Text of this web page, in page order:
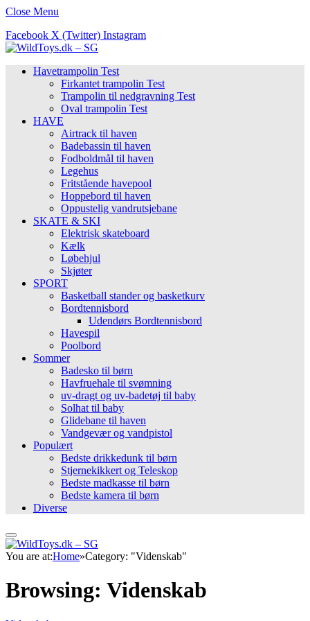
Close Menu
Facebook X (Twitter) Instagram
Havetrampolin Test
Firkantet trampolin Test
Trampolin til nedgravning Test
Oval trampolin Test
HAVE
Airtrack til haven
Badebassin til haven
Fodboldmål til haven
Legehus
Fritstående havepool
Hoppebord til haven
Oppustelig vandrutsjebane
SKATE & SKI
Elektrisk skateboard
Kælk
Løbehjul
Skjøter
SPORT
Basketball stander og basketkurv
Bordtennisbord
Udendørs Bordtennisbord
Havespil
Poolbord
Sommer
Badesko til børn
Havfruehale til svømning
uv-dragt og uv-badetøj til baby
Solhat til baby
Glidebane til haven
Vandgevær og vandpistol
Populært
Bedste drikkedunk til børn
Stjernekikkert og Teleskop
Bedste madkasse til børn
Bedste kamera til børn
Diverse
You are at:Home»Category: "Videnskab"
Browsing: Videnskab